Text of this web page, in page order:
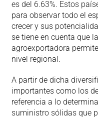
es del 6.63%. Estos
para observar todo el
crecer y sus
se tiene en cuenta que
agroexportadora
nivel regional.
A partir de dicha
importantes como los
referencia a lo
suministro sólidas que